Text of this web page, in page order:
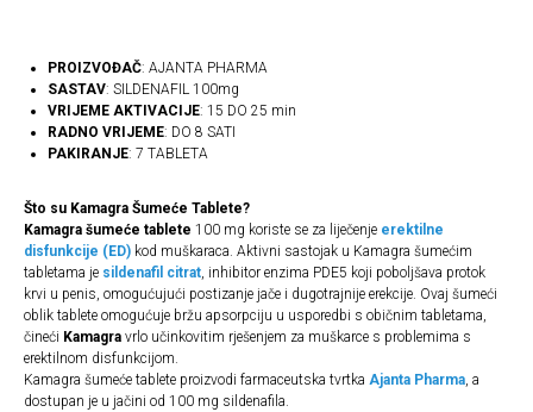
PROIZVOĐAČ: AJANTA PHARMA
SASTAV: SILDENAFIL 100mg
VRIJEME AKTIVACIJE: 15 DO 25 min
RADNO VRIJEME: DO 8 SATI
PAKIRANJE: 7 TABLETA
Što su Kamagra Šumeće Tablete?
Kamagra šumeće tablete 100 mg koriste se za liječenje erektilne
disfunkcije (ED) kod muškaraca. Aktivni sastojak u Kamagra šumećim
tabletama je sildenafil citrat, inhibitor enzima PDE5 koji poboljšava protok
krvi u penis, omogućujući postizanje jače i dugotrajnije erekcije. Ovaj šumeći
oblik tablete omogućuje bržu apsorpciju u usporedbi s običnim tabletama,
čineći Kamagra vrlo učinkovitim rješenjem za muškarce s problemima s
erektilnom disfunkcijom.
Kamagra šumeće tablete proizvodi farmaceutska tvrtka Ajanta Pharma, a
dostupan je u jačini od 100 mg sildenafila.